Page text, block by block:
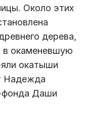
Около этих
дерева,
в окаменевшую
окатыши
Надежда
фонда Даши